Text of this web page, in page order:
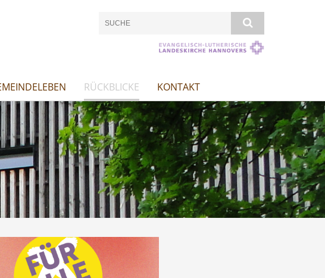
RÜCKBLICKE KONTAKT